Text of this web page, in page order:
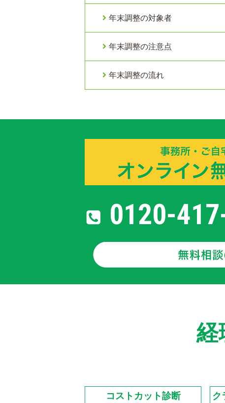
年末調整の対象者
年末調整の注意点
年末調整の流れ
0120-
経
コストカット診断 ク